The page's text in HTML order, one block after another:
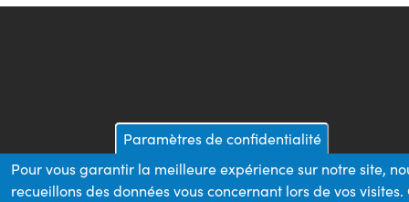
Paramètres de confidentialité
Pour vous garantir la meilleure expérience sur notre site,
recueillons des données vous concernant lors de vos visites.